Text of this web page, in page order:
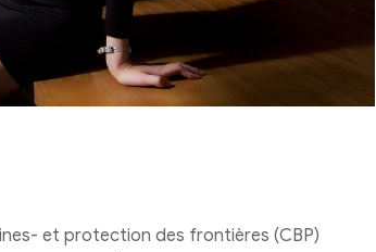
et protection des frontières (CBP)